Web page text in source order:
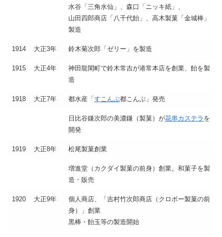
水谷「三角水仙」、森口「ニッキ紙」、
山田四郎商店「八千代飴」、高木製菓「金城棒」
製造
1914 大正3年 鈴木菊次郎「ゼリー」を製造
1915 大正4年
神田龍閑町で鈴木常吉が港常本店を創業、飴を製
造
1918 大正7年 都水産「 すこんぶ都こんぶ」発売
日比谷鎌次郎の美濃鎌（製菓）が花串カステラ を
開発
1919 大正8年 松尾製菓創業
増進堂（カクダイ製菓の前身）創業。和菓子を製
造・販売
1920 大正9年
個人商店、「吉村竹次郎商店（クロボー製菓の前
身）」創業
黒棒・飴玉等の製造開始